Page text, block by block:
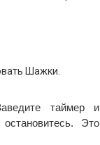
Шажки.
таймер и
Это